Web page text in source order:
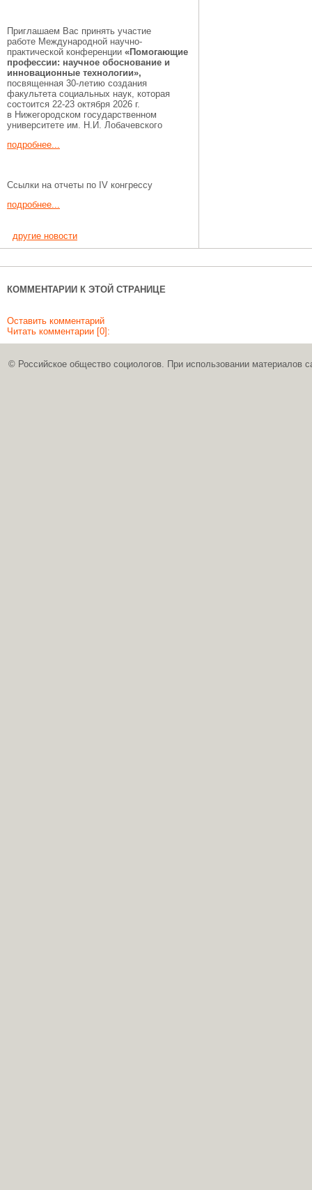
Приглашаем Вас принять участие
работе Международной научно-
практической конференции «Помогающие
профессии: научное обоснование и
инновационные технологии»,
посвященная 30-летию создания
факультета социальных наук, которая
состоится 22-23 октября 2026 г.
в Нижегородском государственном
университете им. Н.И. Лобачевского
подробнее...
Ссылки на отчеты по IV конгрессу
подробнее...
другие новости
КОММЕНТАРИИ К ЭТОЙ СТРАНИЦЕ
Оставить комментарий
Читать комментарии [0]:
© Российское общество социологов. При использовании материалов